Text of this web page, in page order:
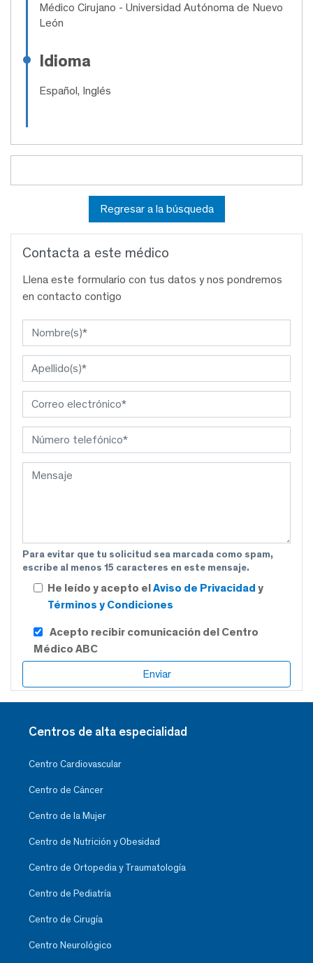
Médico Cirujano - Universidad Autónoma de Nuevo
León
Idioma
Español, Inglés
Regresar a la búsqueda
Contacta a este médico
Llena este formulario con tus datos y nos pondremos
en contacto contigo
Para evitar que tu solicitud sea marcada como spam,
escribe al menos 15 caracteres en este mensaje.
He leído y acepto elAviso de Privacidad y
Términos y Condiciones
Acepto recibir comunicación del Centro
Médico ABC
Centros de alta especialidad
Centro Cardiovascular
Centro de Cáncer
Centro de la Mujer
Centro de Nutrición y Obesidad
Centro de Ortopedia y Traumatología
Centro de Pediatría
Centro de Cirugía
Centro Neurológico